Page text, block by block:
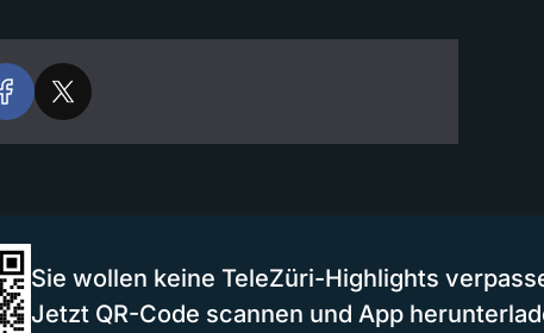
Sie wollen keine TeleZüri-Highlights
Jetzt QR-Code scannen und App